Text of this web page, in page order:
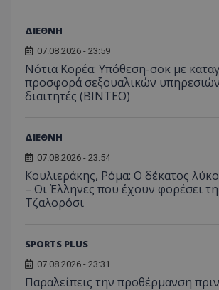
ΔΙΕΘΝΗ
07.08.2026 - 23:59
Νότια Κορέα: Υπόθεση-σοκ με
προσφορά σεξουαλικών
διαιτητές (BINTEO)
ΔΙΕΘΝΗ
07.08.2026 - 23:54
Κουλιεράκης, Ρόμα: Ο δέκατος
– Οι Έλληνες που έχουν φορέσει
Τζαλορόσι
SPORTS PLUS
07.08.2026 - 23:31
Παραλείπεις την προθέρμανση